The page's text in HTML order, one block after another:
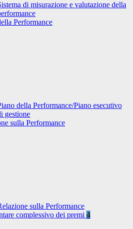
di misurazione e valutazione della
Performance
della Performance/Piano esecutivo
gestione
sulla Performance
sulla Performance
complessivo dei premi 4